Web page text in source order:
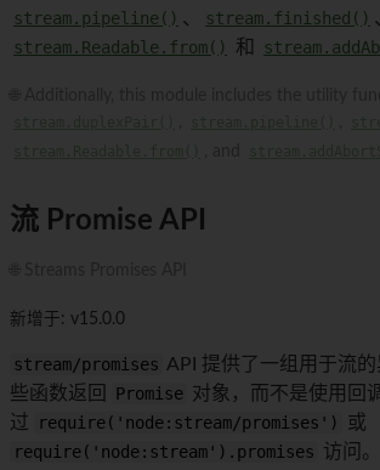
stream.pipeline() 、 stream.finished()
stream.Readable.from()
和
流 Promise API
新增于: v15.0.0
stream/promises API 提供了一组用于流
些函数返回
Promise 对象，而不是使用回
过
require('node:stream/promises')
或
require('node:stream').promises 访问。